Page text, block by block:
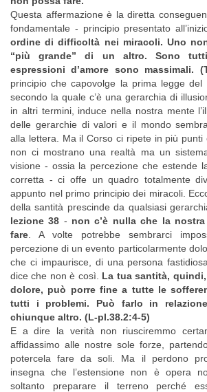
Questa affermazione è la diretta
fondamentale - principio presentato
ordine di difficoltà nei miracoli. Uno
“più grande” di un altro. Sono
espressioni d’amore sono massimali.
principio che capovolge la prima legge del
secondo la quale c’è una gerarchia di
in altri termini, induce nella nostra mente
delle gerarchie di valori e il mondo
alla lettera. Ma il Corso ci ripete in più punti
non ci mostrano una realtà ma un
visione - ossia la percezione che estende
corretta - ci offe un quadro totalmente
appunto nel primo principio dei miracoli.
della santità prescinde da qualsiasi
lezione 38 - non c’è nulla che la
fare . A volte potrebbe sembrarci
percezione di un evento particolarmente
che ci impaurisce, di una persona
dice che non è così. La tua santità,
dolore, può porre fine a tutte le
tutti i problemi. Può farlo in
chiunque altro. (L-pI.38.2:4-5)
E a dire la verità non riusciremmo
affidassimo alle nostre sole forze,
potercela fare da soli. Ma il perdono
insegna che l’estensione non è opera
soltanto preparare il terreno perché